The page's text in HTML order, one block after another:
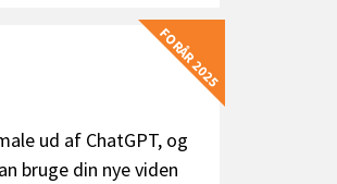
FORÅR 2025
ud af ChatGPT, og
bruge din nye viden